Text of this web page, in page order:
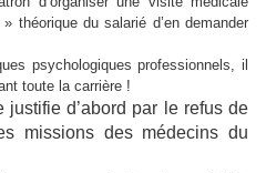
théorique du salarié d’en demander
psychologiques professionnels, il
toute la carrière !
d’abord par le refus de
missions des médecins du